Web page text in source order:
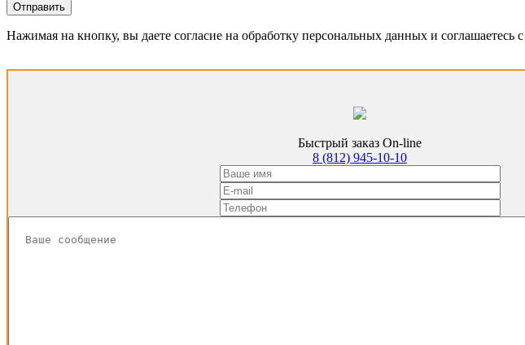
Отправить
Нажимая на кнопку, вы даете согласие на обработку персональных данных и соглашаетесь c
Быстрый заказ On-line
8 (812) 945-10-10